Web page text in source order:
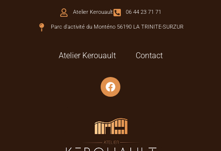
Atelier Kerouault 06 44 23 71 71
Parc d'activité du Monténo 56190 LA TRINITE-SURZUR
Atelier Kerouault Contact